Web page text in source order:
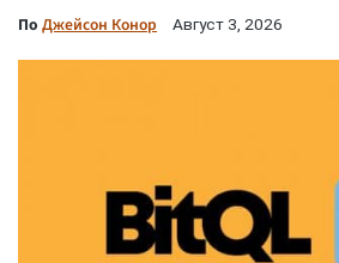
По Джейсон Конор Август 3, 2026